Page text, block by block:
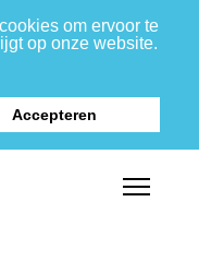
om ervoor te
op onze website.
Accepteren